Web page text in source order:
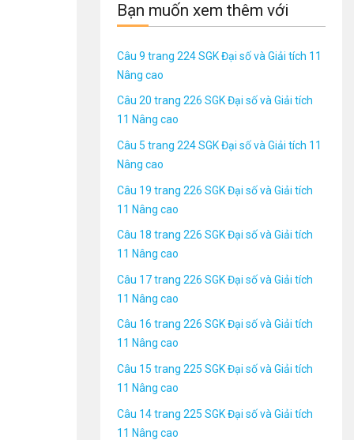
Bạn muốn xem thêm với
Câu 9 trang 224 SGK Đại số và Giải tích 11
Nâng cao
Câu 20 trang 226 SGK Đại số và Giải tích
11 Nâng cao
Câu 5 trang 224 SGK Đại số và Giải tích 11
Nâng cao
Câu 19 trang 226 SGK Đại số và Giải tích
11 Nâng cao
Câu 18 trang 226 SGK Đại số và Giải tích
11 Nâng cao
Câu 17 trang 226 SGK Đại số và Giải tích
11 Nâng cao
Câu 16 trang 226 SGK Đại số và Giải tích
11 Nâng cao
Câu 15 trang 225 SGK Đại số và Giải tích
11 Nâng cao
Câu 14 trang 225 SGK Đại số và Giải tích
11 Nâng cao